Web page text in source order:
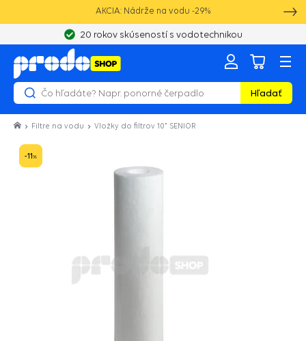
AKCIA: Nádrže na vodu -29%
20 rokov skúseností s vodotechnikou
Hľadať
Filtre na vodu Vložky do filtrov 10" SENIOR
-11%